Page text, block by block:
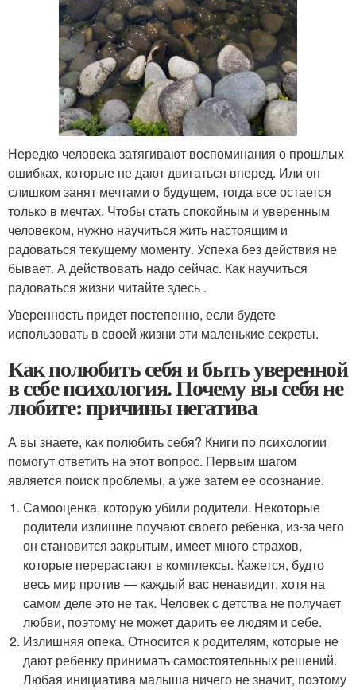
Нередко человека затягивают воспоминания о прошлых
ошибках, которые не дают двигаться вперед. Или он
слишком занят мечтами о будущем, тогда все остается
только в мечтах. Чтобы стать спокойным и уверенным
человеком, нужно научиться жить настоящим и
радоваться текущему моменту. Успеха без действия не
бывает. А действовать надо сейчас. Как научиться
радоваться жизни читайте здесь .
Уверенность придет постепенно, если будете
использовать в своей жизни эти маленькие секреты.
Как полюбить себя и быть уверенной
в себе психология. Почему вы себя не
любите: причины негатива
А вы знаете, как полюбить себя? Книги по психологии
помогут ответить на этот вопрос. Первым шагом
является поиск проблемы, а уже затем ее осознание.
Самооценка, которую убили родители. Некоторые
родители излишне поучают своего ребенка, из-за чего
он становится закрытым, имеет много страхов,
которые перерастают в комплексы. Кажется, будто
весь мир против — каждый вас ненавидит, хотя на
самом деле это не так. Человек с детства не получает
любви, поэтому не может дарить ее людям и себе.
Излишняя опека. Относится к родителям, которые не
дают ребенку принимать самостоятельных решений.
Любая инициатива малыша ничего не значит, поэтому